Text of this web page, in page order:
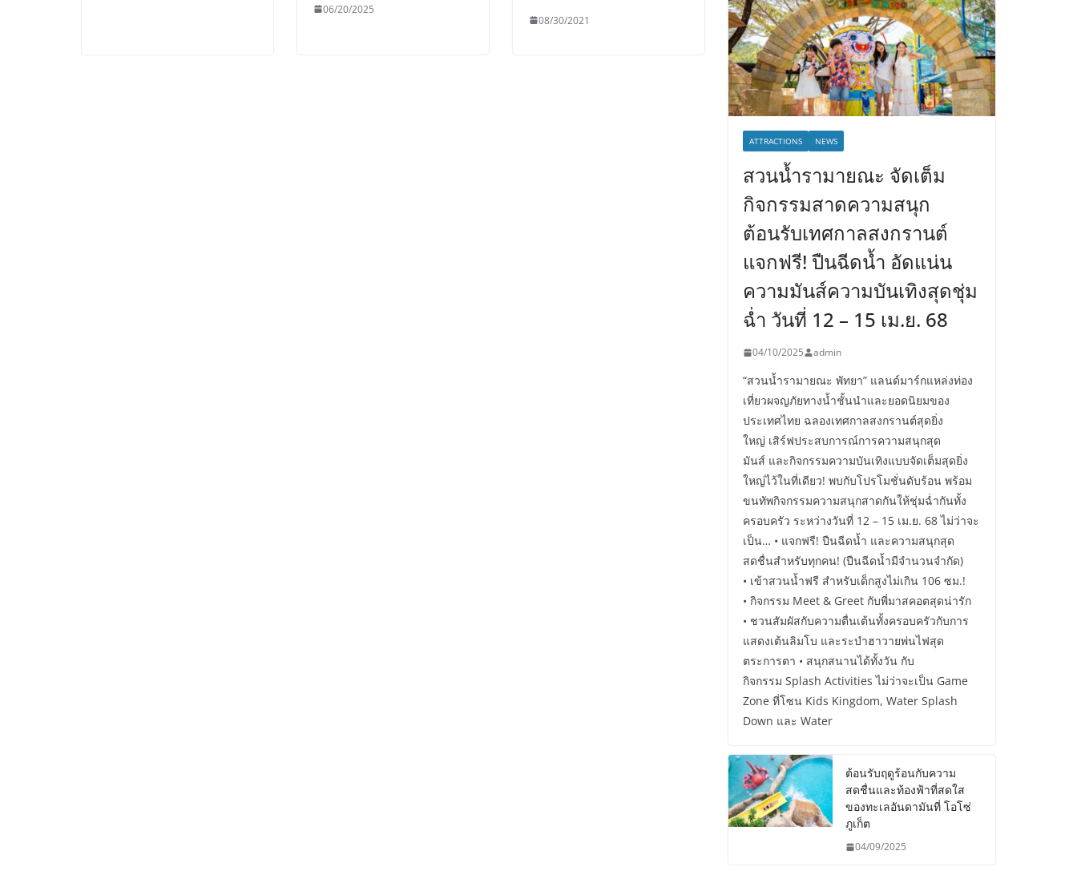
06/20/2025
08/30/2021
ATTRACTIONS NEWS
สวนน้ำรามายณะ จัดเต็ม
กิจกรรมสาดความสนุก
ต้อนรับเทศกาลสงกรานต์
แจกฟรี! ปืนฉีดน้ำ อัดแน่น
ความมันส์ความบันเทิงสุดชุ่ม
ฉ่ำ วันที่ 12 – 15 เม.ย. 68
04/10/2025 admin
“สวนน้ำรามายณะ พัทยา” แลนด์มาร์กแหล่งท่อง
เที่ยวผจญภัยทางน้ำชั้นนำและยอดนิยมของ
ประเทศไทย ฉลองเทศกาลสงกรานต์สุดยิ่ง
ใหญ่ เสิร์ฟประสบการณ์การความสนุกสุด
มันส์ และกิจกรรมความบันเทิงแบบจัดเต็มสุดยิ่ง
ใหญ่ไว้ในที่เดียว! พบกับโปรโมชั่นดับร้อน พร้อม
ขนทัพกิจกรรมความสนุกสาดกันให้ชุ่มฉ่ำกันทั้ง
ครอบครัว ระหว่างวันที่ 12 – 15 เม.ย. 68 ไม่ว่าจะ
เป็น… • แจกฟรี! ปืนฉีดน้ำ และความสนุกสุด
สดชื่นสำหรับทุกคน! (ปืนฉีดน้ำมีจำนวนจำกัด)
• เข้าสวนน้ำฟรี สำหรับเด็กสูงไม่เกิน 106 ซม.!
• กิจกรรม Meet & Greet กับพี่มาสคอตสุดน่ารัก
• ชวนสัมผัสกับความตื่นเต้นทั้งครอบครัวกับการ
แสดงเต้นลิมโบ และระบำฮาวายพ่นไฟสุด
ตระการตา • สนุกสนานได้ทั้งวัน กับ
กิจกรรม Splash Activities ไม่ว่าจะเป็น Game
Zone ที่โซน Kids Kingdom, Water Splash
Down และ Water
ต้อนรับฤดูร้อนกับความ
สดชื่นและท้องฟ้าที่สดใส
ของทะเลอันดามันที่ โอโซ่
ภูเก็ต
04/09/2025